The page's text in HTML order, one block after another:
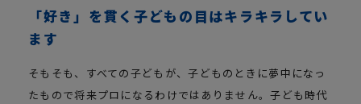
「好き」を貫く子どもの目はキラキラしてい
ます
そもそも、すべての子どもが、子どものときに夢中になっ
たもので将来プロになるわけではありません。子ども時代